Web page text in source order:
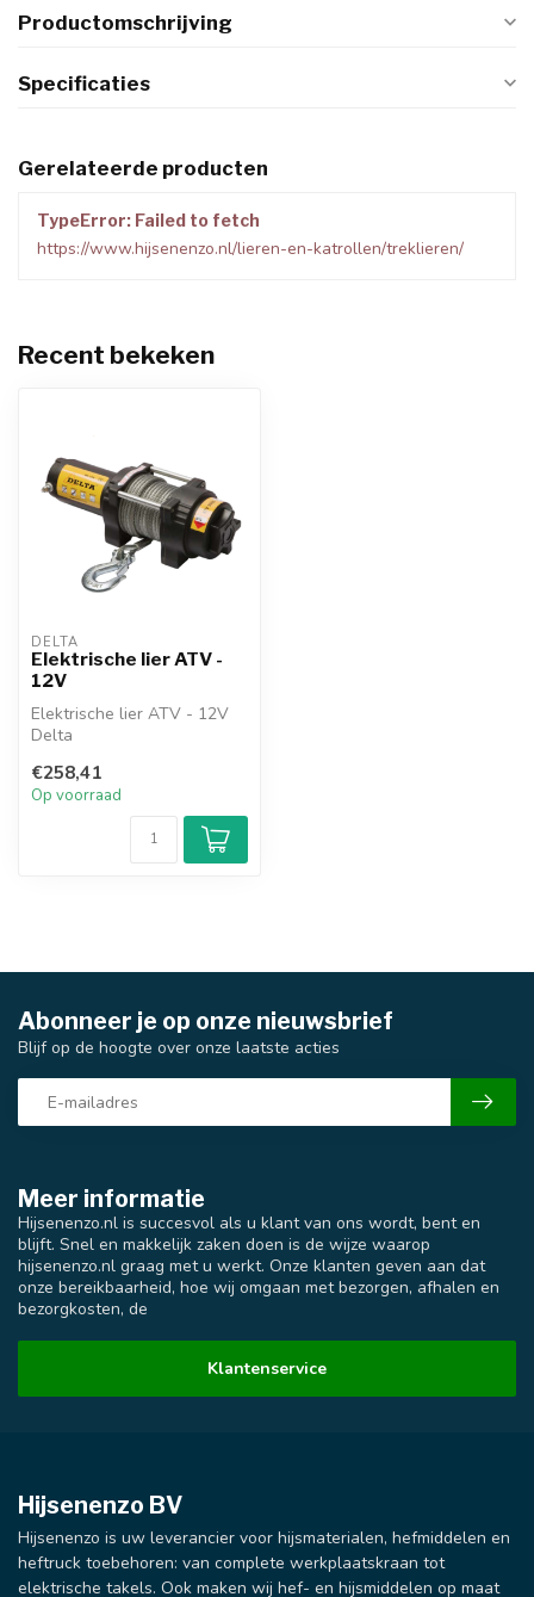
Productomschrijving
Specificaties
Gerelateerde producten
TypeError: Failed to fetch
https://www.hijsenenzo.nl/lieren-en-katrollen/treklieren/
Recent bekeken
DELTA
Elektrische lier ATV -
12V
Elektrische lier ATV - 12V
Delta
€258,41
Op voorraad
Meer informatie
Hijsenenzo.nl is succesvol als u klant van ons wordt, bent en
blijft. Snel en makkelijk zaken doen is de wijze waarop
hijsenenzo.nl graag met u werkt. Onze klanten geven aan dat
onze bereikbaarheid, hoe wij omgaan met bezorgen, afhalen en
bezorgkosten, de
Klantenservice
Abonneer je op onze nieuwsbrief
Blijf op de hoogte over onze laatste acties
Hijsenenzo BV
Hijsenenzo is uw leverancier voor hijsmaterialen, hefmiddelen en
heftruck toebehoren: van complete werkplaatskraan tot
elektrische takels. Ook maken wij hef- en hijsmiddelen op maat